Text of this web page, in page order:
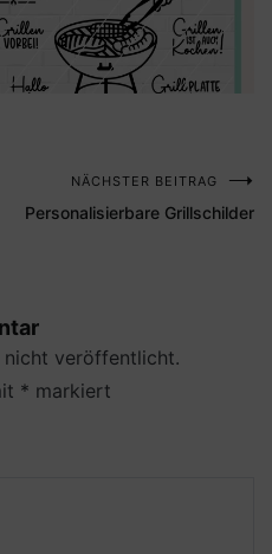
NÄCHSTER BEITRAG
Personalisierbare Grillschilder
nicht veröffentlicht.
* markiert